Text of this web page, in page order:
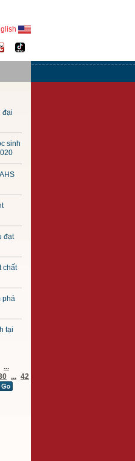
đại
sinh
đạt
chất
phá
tại
...
... 42